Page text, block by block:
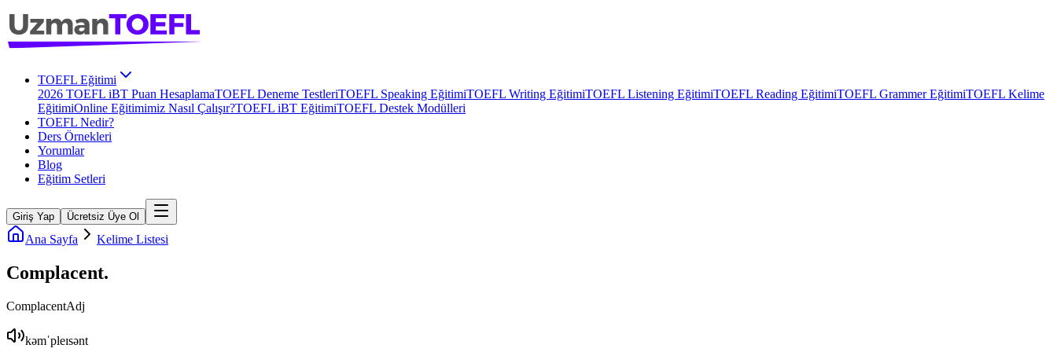
TOEFL Eğitimi
2026 TOEFL iBT Puan HesaplamaTOEFL Deneme TestleriTOEFL Speaking EğitimiTOEFL Writing EğitimiTOEFL Listening EğitimiTOEFL Reading EğitimiTOEFL Grammer EğitimiTOEFL Kelime
EğitimiOnline Eğitimimiz Nasıl Çalışır?TOEFL iBT EğitimiTOEFL Destek Modülleri
TOEFL Nedir?
Ders Örnekleri
Yorumlar
Blog
Eğitim Setleri
Giriş Yap Ücretsiz Üye Ol
Ana Sayfa Kelime Listesi
Complacent.
ComplacentAdj
kəmˈpleɪsənt